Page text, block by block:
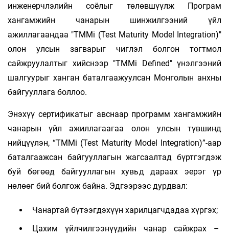
инженерчлэлийн соёлыг төлөвшүүлж Програм
хангамжийн чанарын шинжилгээний үйл
ажиллагаандаа "TMMi (Test Maturity Model Integration)"
олон улсын загварыг чиглэл болгон тогтмол
сайжруулалтыг хийснээр "TMMi Defined" үнэлгээний
шалгуурыг ханган баталгаажуулсан Монголын анхны
байгууллага боллоо.
Энэхүү сертификатыг авснаар программ хангамжийн
чанарын үйл ажиллагаагаа олон улсын түвшинд
нийцүүлэн, “TMMi (Test Maturity Model Integration)”-аар
баталгаажсан байгууллагын жагсаалтад бүртгэгдэж
буй бөгөөд байгууллагын хувьд дараах эерэг үр
нөлөөг бий болгож байна. Эдгээрээс дурдвал:
Чанартай бүтээгдэхүүн харилцагчдадаа хүргэх;
Цахим үйлчилгээнүүдийн чанар сайжрах –